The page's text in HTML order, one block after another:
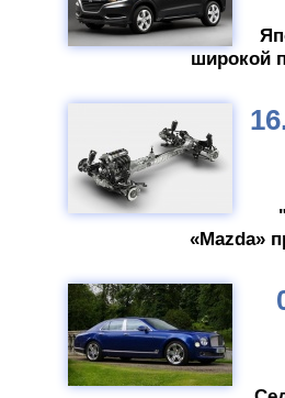
широкой
«Mazda»